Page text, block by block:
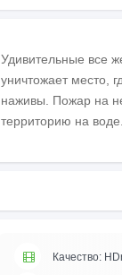
Удивительные все
уничтожает место,
наживы. Пожар на
территорию на воде.
Качество: